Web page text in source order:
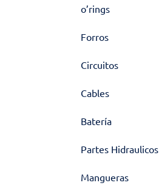
o’rings
Forros
Circuitos
Cables
Batería
Partes Hidraulicos
Mangueras